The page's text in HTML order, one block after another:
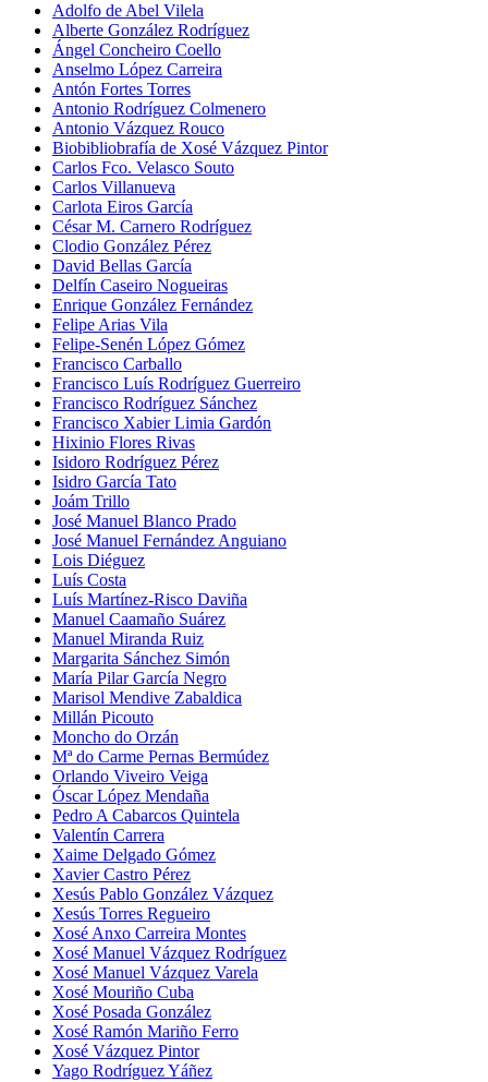
Adolfo de Abel Vilela
Alberte González Rodríguez
Ángel Concheiro Coello
Anselmo López Carreira
Antón Fortes Torres
Antonio Rodríguez Colmenero
Antonio Vázquez Rouco
Biobibliobrafía de Xosé Vázquez Pintor
Carlos Fco. Velasco Souto
Carlos Villanueva
Carlota Eiros García
César M. Carnero Rodríguez
Clodio González Pérez
David Bellas García
Delfín Caseiro Nogueiras
Enrique González Fernández
Felipe Arias Vila
Felipe-Senén López Gómez
Francisco Carballo
Francisco Luís Rodríguez Guerreiro
Francisco Rodríguez Sánchez
Francisco Xabier Limia Gardón
Hixinio Flores Rivas
Isidoro Rodríguez Pérez
Isidro García Tato
Joám Trillo
José Manuel Blanco Prado
José Manuel Fernández Anguiano
Lois Diéguez
Luís Costa
Luís Martínez-Risco Daviña
Manuel Caamaño Suárez
Manuel Miranda Ruiz
Margarita Sánchez Simón
María Pilar García Negro
Marisol Mendive Zabaldica
Millán Picouto
Moncho do Orzán
Mª do Carme Pernas Bermúdez
Orlando Viveiro Veiga
Óscar López Mendaña
Pedro A Cabarcos Quintela
Valentín Carrera
Xaime Delgado Gómez
Xavier Castro Pérez
Xesús Pablo González Vázquez
Xesús Torres Regueiro
Xosé Anxo Carreira Montes
Xosé Manuel Vázquez Rodríguez
Xosé Manuel Vázquez Varela
Xosé Mouriño Cuba
Xosé Posada González
Xosé Ramón Mariño Ferro
Xosé Vázquez Pintor
Yago Rodríguez Yáñez